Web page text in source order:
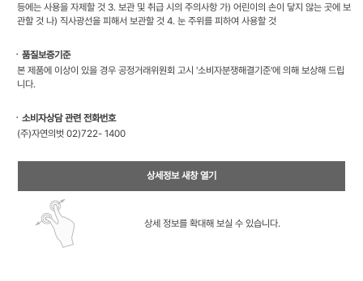
등에는 사용을 자제할 것 3. 보관 및 취급 시의 주의사항 가) 어린이의 손이 닿지 않는 곳에 보
관할 것 나) 직사광선을 피해서 보관할 것 4. 눈 주위를 피하여 사용할 것
ㆍ품질보증기준
본 제품에 이상이 있을 경우 공정거래위원회 고시 '소비자분쟁해결기준'에 의해 보상해 드립
니다.
ㆍ소비자상담 관련 전화번호
(주)자연의벗 02)722- 1400
상세정보 새창 열기
상세 정보를 확대해 보실 수 있습니다.